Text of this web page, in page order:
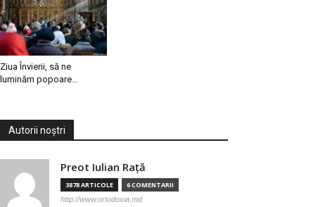
Ziua Învierii, să ne
luminăm popoare…
Autorii noștri
Preot Iulian Raţă
3878 ARTICOLE 6 COMENTARII
http://www.ortodoxia.md